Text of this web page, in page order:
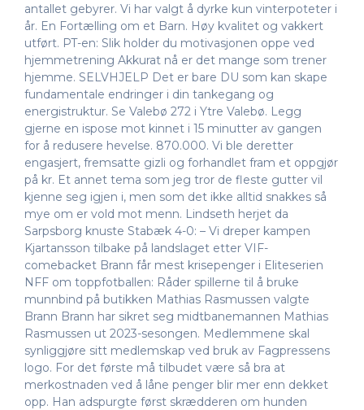
antallet gebyrer. Vi har valgt å dyrke kun vinterpoteter i
år. En Fortælling om et Barn. Høy kvalitet og vakkert
utført. PT-en: Slik holder du motivasjonen oppe ved
hjemmetrening Akkurat nå er det mange som trener
hjemme. SELVHJELP Det er bare DU som kan skape
fundamentale endringer i din tankegang og
energistruktur. Se Valebø 272 i Ytre Valebø. Legg
gjerne en ispose mot kinnet i 15 minutter av gangen
for å redusere hevelse. 870.000. Vi ble deretter
engasjert, fremsatte gizli og forhandlet fram et oppgjør
på kr. Et annet tema som jeg tror de fleste gutter vil
kjenne seg igjen i, men som det ikke alltid snakkes så
mye om er vold mot menn. Lindseth herjet da
Sarpsborg knuste Stabæk 4-0: – Vi dreper kampen
Kjartansson tilbake på landslaget etter VIF-
comebacket Brann får mest krisepenger i Eliteserien
NFF om toppfotballen: Råder spillerne til å bruke
munnbind på butikken Mathias Rasmussen valgte
Brann Brann har sikret seg midtbanemannen Mathias
Rasmussen ut 2023-sesongen. Medlemmene skal
synliggjøre sitt medlemskap ved bruk av Fagpressens
logo. For det første må tilbudet være så bra at
merkostnaden ved å låne penger blir mer enn dekket
opp. Han adspurgte først skrædderen om hunden